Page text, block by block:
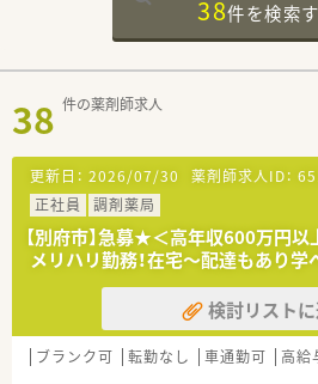
38件を検索
38 件の薬剤師求人
更新日： 2026/07/30 薬剤師求人ID：
正社員
調剤薬局
【別府市】急募★＜高年収600万円
メリハリ勤務！在宅～配達もあり
検討リスト
ブランク可 転勤なし 車通勤可 高給